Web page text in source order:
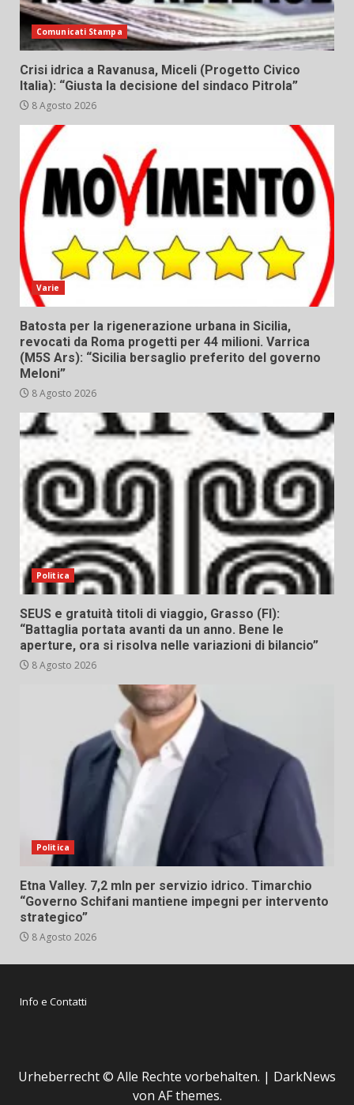
Comunicati Stampa
Crisi idrica a Ravanusa, Miceli (Progetto Civico
Italia): “Giusta la decisione del sindaco Pitrola”
8 Agosto 2026
Varie
Batosta per la rigenerazione urbana in Sicilia,
revocati da Roma progetti per 44 milioni. Varrica
(M5S Ars): “Sicilia bersaglio preferito del governo
Meloni”
8 Agosto 2026
Politica
SEUS e gratuità titoli di viaggio, Grasso (FI):
“Battaglia portata avanti da un anno. Bene le
aperture, ora si risolva nelle variazioni di bilancio”
8 Agosto 2026
Politica
Etna Valley. 7,2 mln per servizio idrico. Timarchio
“Governo Schifani mantiene impegni per intervento
strategico”
8 Agosto 2026
Info e Contatti
Urheberrecht © Alle Rechte vorbehalten. | DarkNews
von AF themes.